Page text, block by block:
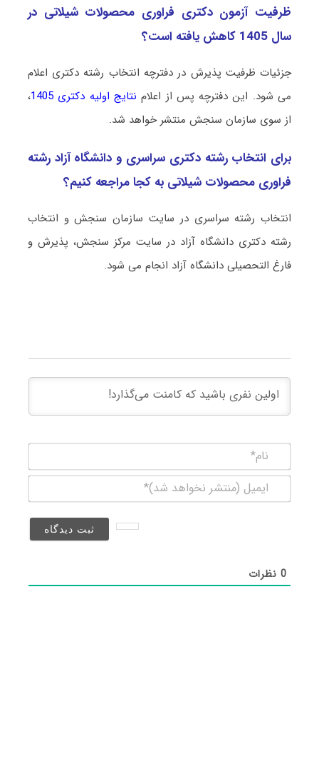
ظرفیت آزمون دکتری ﻓﺮاوری ﻣﺤﺼﻮﻻت شیلاتی در
سال 1405 کاهش یافته است؟
جزئیات ظرفیت پذیرش در دفترچه انتخاب رشته دکتری اعلام
می شود. این دفترچه پس از اعلام نتایج اولیه دکتری 1405
،
از سوی سازمان سنجش منتشر خواهد شد.
برای انتخاب رشته دکتری سراسری و دانشگاه آزاد رشته
ﻓﺮاوری ﻣﺤﺼﻮﻻت شیلاتی به کجا مراجعه کنیم؟
انتخاب رشته سراسری در سایت سازمان سنجش و انتخاب
رشته دکتری دانشگاه آزاد در سایت مرکز سنجش، پذیرش و
فارغ التحصیلی دانشگاه آزاد انجام می شود.
(منتشر
0نظرات